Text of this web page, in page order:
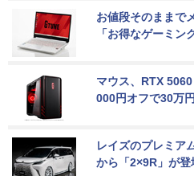
お値段そのままで
「お得なゲーミン
マウス、RTX
000円オフで30万
レイズのプレミア
から「2×9R」が登